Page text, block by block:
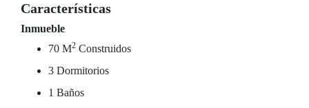
Características
Inmueble
70 M2 Construidos
3 Dormitorios
1 Baños